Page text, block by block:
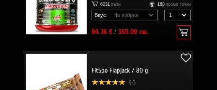
6031 пъти 168 промо точки
Вкус:
84.36 €/ 165.00 лв.
FitSpo Flapjack / 80 g
5.0